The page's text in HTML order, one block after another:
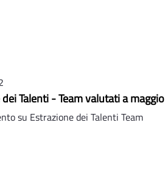
Talenti - Team valutati a maggio
su Estrazione dei Talenti Team